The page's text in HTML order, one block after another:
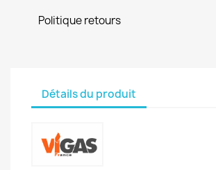
Politique retours
Détails du produit